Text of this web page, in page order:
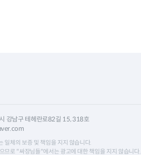
강남구 테헤란로82길 15, 318호
일체의 보증 및 책임을 지지 않습니다.
므로 "싸장님들"에서는 광고에 대한 책임을 지지 않습니다.